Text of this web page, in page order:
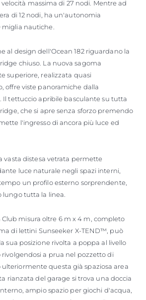
massima di 27 nodi. Mentre ad
di 12 nodi, ha un'autonomia
nautiche.
al design dell'Ocean 182 riguardano la
chiuso. La nuova sagoma
superiore, realizzata quasi
offre viste panoramiche dalla
Il tettuccio apribile basculante su tutta
che si apre senza sforzo premendo
l'ingresso di ancora più luce ed
vasta distesa vetrata permette
luce naturale negli spazi interni,
un profilo esterno sorprendente,
tutta la linea.
misura oltre 6 m x 4 m, completo
di lettini Sunseeker X-TEND™, può
sua posizione rivolta a poppa al livello
rivolgendosi a prua nel pozzetto di
questa già spaziosa area
rianzata del garage si trova una doccia
ampio spazio per giochi d'acqua,